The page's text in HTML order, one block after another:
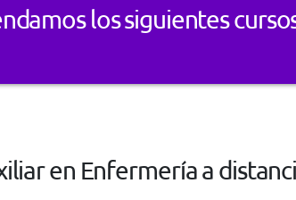
los siguientes
en Enfermería a